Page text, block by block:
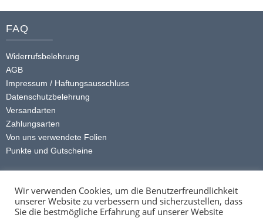
FAQ
Widerrufsbelehrung
AGB
Impressum / Haftungsausschluss
Datenschutzbelehrung
Versandarten
Zahlungsarten
Von uns verwendete Folien
Punkte und Gutscheine
+49 (0) 174 413 4168
Wir verwenden Cookies, um die Benutzerfreundlichkeit
unserer Website zu verbessern und sicherzustellen, dass
Sie die bestmögliche Erfahrung auf unserer Website